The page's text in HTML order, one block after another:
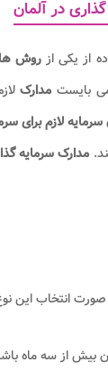
در آلمان
از یکی ازروش
بایست مدارک
لازم برای
مدارک سرمایه
انتخاب این
بیش از سه ماه